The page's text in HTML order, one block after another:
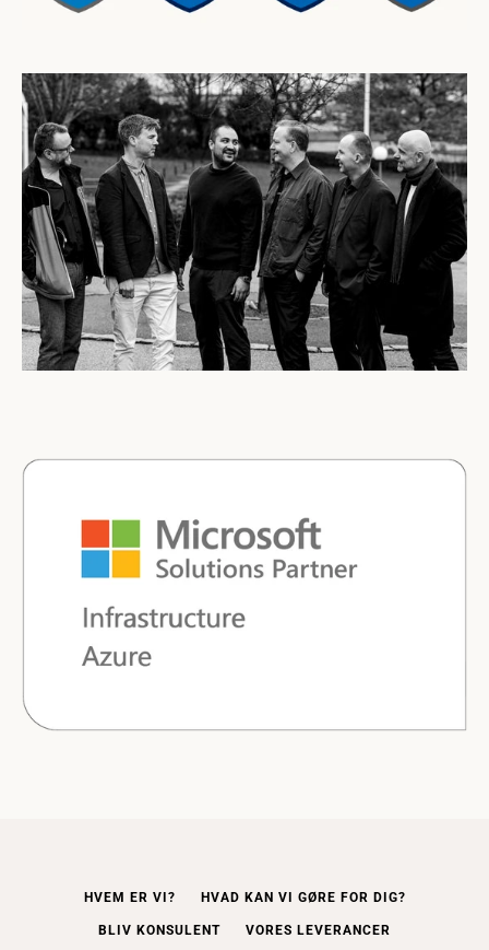
HVEM ER VI? HVAD KAN VI GØRE FOR DIG?
BLIV KONSULENT VORES LEVERANCER